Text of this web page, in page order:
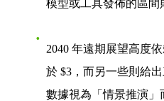
模型或工具發佈的區間
2040 年遠期展望高度
於 $3，而另一些則給
數據視為「情景推演」